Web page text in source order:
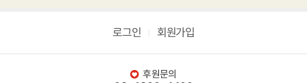
로그인 회원가입
후원문의